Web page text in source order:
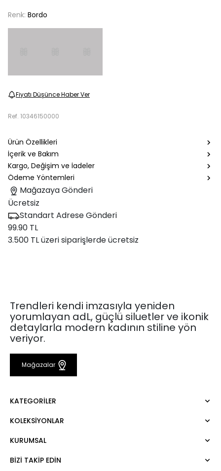
Renk: Bordo
Fiyatı Düşünce Haber Ver
Ref. 10346150000
Ürün Özellikleri
İçerik ve Bakım
Kargo, Değişim ve İadeler
Ödeme Yöntemleri
Mağazaya Gönderi
Ücretsiz
Standart Adrese Gönderi
99.90 TL
3.500 TL üzeri siparişlerde ücretsiz
Trendleri kendi imzasıyla yeniden
yorumlayan adL, güçlü siluetler ve ikonik
detaylarla modern kadının stiline yön
veriyor.
Mağazalar
KATEGORILER
Elbise
Pantolon
KOLEKSIYONLAR
Mert Aslan
Night Zoom
KURUMSAL
Hakkımızda
BIZI TAKIP EDIN